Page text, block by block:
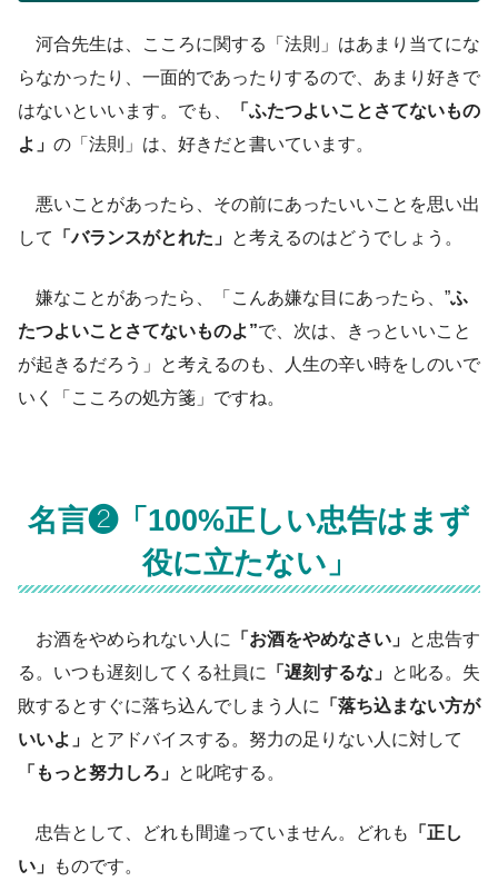
河合先生は、こころに関する「法則」はあまり当てにな
らなかったり、一面的であったりするので、あまり好きで
はないといいます。でも、
「ふたつよいことさてないもの
よ」 の「法則」は、好きだと書いています。
悪いことがあったら、その前にあったいいことを思い出
して
「バランスがとれた」 と考えるのはどうでしょう。
嫌なことがあったら、「こんあ嫌な目にあったら、”ふ
たつよいことさてないものよ”で、次は、きっといいこと
が起きるだろう」と考えるのも、人生の辛い時をしのいで
いく「こころの処方箋」ですね。
名言❷「100%正しい忠告はまず
役に立たない」
お酒をやめられない人に 「お酒をやめなさい」 と忠告す
る。いつも遅刻してくる社員に
「遅刻するな」 と叱る。失
敗するとすぐに落ち込んでしまう人に
「落ち込まない方が
いいよ」 とアドバイスする。努力の足りない人に対して
「もっと努力しろ」 と叱咤する。
忠告として、どれも間違っていません。どれも
「正し
い」
ものです。